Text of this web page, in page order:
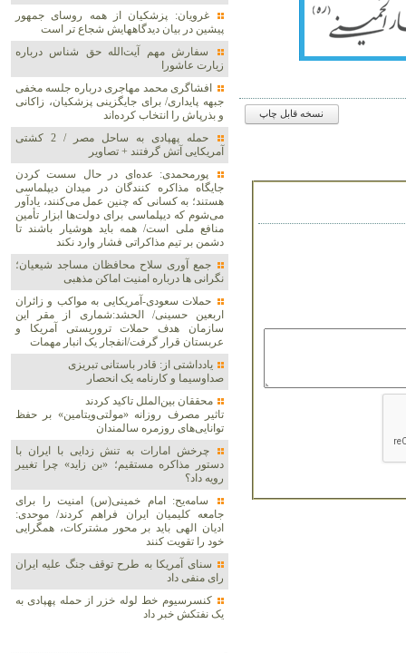
نسخه قابل چاپ
غرویان: پزشکیان از همه روسای جمهور
پیشین در بیان دیدگاههایش شجاع تر است
سفارش مهم آیت‌الله حق شناس درباره
زیارت عاشورا
افشاگری محمد مهاجری درباره جلسه مخفی
جبهه پایداری/ برای جایگزینی پزشکیان، زاکانی
و بذرپاش را انتخاب کرده‌اند
حمله پهپادی به ساحل مصر / 2 کشتی
آمریکایی آتش گرفتند + تصاویر
پورمحمدی: عده‌ای در حال سست کردن
جایگاه مذاکره کنندگان در میدان دیپلماسی
هستند؛ به کسانی که چنین عمل می‌کنند، یادآور
می‌شوم که دیپلماسی برای دولت‌ها ابزار تأمین
منافع ملی است/ همه باید هوشیار باشند تا
دشمن بر تیم مذاکراتی فشار وارد نکند
جمع آوری سلاح محافظان مساجد شیعیان؛
نگرانی ها درباره امنیت اماکن مذهبی
حملات سعودی-آمریکایی به مواکب و زائران
اربعین حسینی/ الحشد:شماری از مقر این
سازمان هدف حملات تروریستی آمریکا و
عربستان قرار گرفت/انفجار یک انبار مهمات
یادداشتی از: قادر باستانی تبریزی
صداوسیما و کارنامه یک انحصار
محققان بین‌الملل تاکید کردند
تاثیر مصرف روزانه «مولتی‌ویتامین» بر حفظ
توانایی‌های روزمره سالمندان
چرخش امارات به تنش زدایی با ایران با
دستور مذاکره مستقیم؛ «بن زاید» چرا تغییر
رویه داد؟
سامه‌یح: امام خمینی(س) امنیت را برای
جامعه کلیمیان ایران فراهم کردند/ موحدی:
ادیان الهی باید بر محور مشترکات، همگرایی
خود را تقویت کنند
سنای آمریکا به طرح توقف جنگ علیه ایران
رای منفی داد
کنسرسیوم خط لوله خزر از حمله پهپادی به
یک نفتکش خبر داد